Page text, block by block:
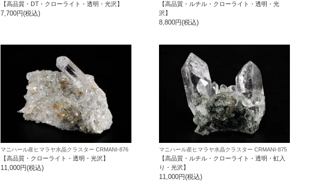
【高品質・DT・クローライト・透明・光沢】
7,700円(税込)
【高品質・ルチル・クローライト・透明・光
沢】
8,800円(税込)
マニハール産ヒマラヤ水晶クラスター CRMANI-876
【高品質・クローライト・透明・光沢】
11,000円(税込)
マニハール産ヒマラヤ水晶クラスター CRMANI-875
【高品質・ルチル・クローライト・透明・虹入
り・光沢】
11,000円(税込)